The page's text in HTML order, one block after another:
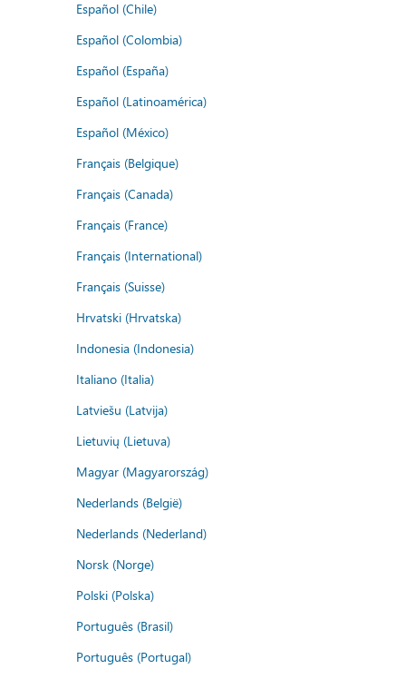
Español (Chile)
Español (Colombia)
Español (España)
Español (Latinoamérica)
Español (México)
Français (Belgique)
Français (Canada)
Français (France)
Français (International)
Français (Suisse)
Hrvatski (Hrvatska)
Indonesia (Indonesia)
Italiano (Italia)
Latviešu (Latvija)
Lietuvių (Lietuva)
Magyar (Magyarország)
Nederlands (België)
Nederlands (Nederland)
Norsk (Norge)
Polski (Polska)
Português (Brasil)
Português (Portugal)